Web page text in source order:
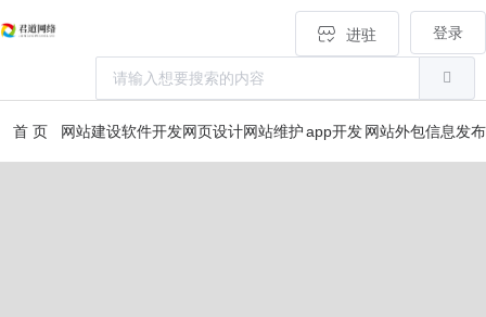
登录
进驻
首 页 网站建设软件开发网页设计网站维护app开发网站外包信息发布